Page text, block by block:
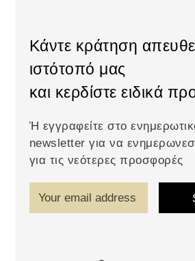
Κάντε κράτηση
ιστότοπό μας
και κερδίστε ειδικά
Ή εγγραφείτε στο
newsletter για να
για τις νεότερες προσφορές